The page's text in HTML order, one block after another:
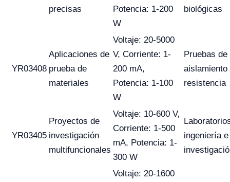
precisas
Potencia: 1-200
W
biológicas
YR03408
Aplicaciones de
prueba de
materiales
Voltaje: 20-5000
V, Corriente: 1-
200 mA,
Potencia: 1-100
W
Pruebas de
aislamiento
resistencia
YR03405
Proyectos de
investigación
multifuncionales
Voltaje: 10-600 V,
Corriente: 1-500
mA, Potencia: 1-
300 W
ingeniería e
Voltaje: 20-1600